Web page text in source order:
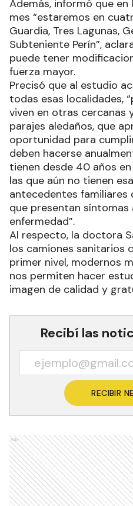
Además, informó que
mes “estaremos en
Guardia, Tres Lagunas,
Subteniente Perín”,
puede tener
fuerza mayor.
Precisó que al estudio
todas esas localidades,
viven en otras cercanas
parajes aledaños, que
oportunidad para
deben hacerse
tienen desde 40 años
las que aún no tienen
antecedentes familiares
que presentan síntomas
enfermedad”.
Al respecto, la doctora
los camiones sanitarios
primer nivel, modernos
nos permiten hacer
imagen de calidad y
Recibí las
RECIBIR
Ads